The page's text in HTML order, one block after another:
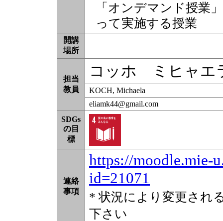
「オンデマンド授業
って実施する授業
開講
場所
担当
教員
コッホ ミヒャエ
KOCH, Michaela
eliamk44@gmail.com
SDGs
の目
標
連絡
事項
https://moodle.mie-
id=21071
* 状況により変更され
下さい